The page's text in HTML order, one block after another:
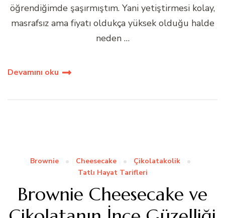
öğrendiğimde şaşırmıştım. Yani yetiştirmesi kolay,
masrafsız ama fiyatı oldukça yüksek olduğu halde
neden …
Devamını oku
Brownie Cheesecake
Çikolatakolik
Tatlı Hayat Tarifleri
Brownie Cheesecake ve